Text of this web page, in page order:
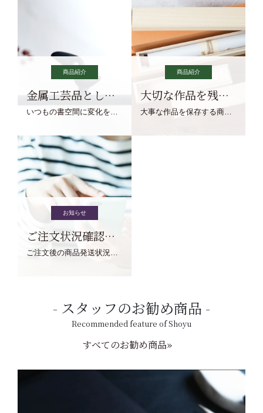
商品紹介
金属工芸品としての文鎮
いつもの書空間に変化を与えてくれる、見ているだけで愉しくなる金属工芸品の文鎮をご紹介します。
商品紹介
大切な作品を残す作品保存商品
大事な作品を保存する商品を取りまとめてご紹介ます。
お知らせ
ご注文状況確認について
ご注文後の商品発送状況については、こちらからご確認くださいませ。
スタッフのお勧め商品
Recommended feature of Shoyu
すべてのお勧め商品»